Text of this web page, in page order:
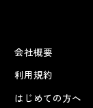
会社概要
利用規約
はじめての方へ